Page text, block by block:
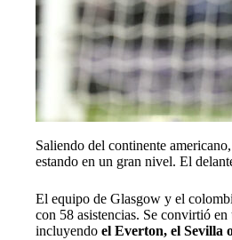
Saliendo del continente americano,
estando en un gran nivel. El
El equipo de Glasgow y el
con 58 asistencias. Se convirtió
incluyendo el Everton, el Sevilla